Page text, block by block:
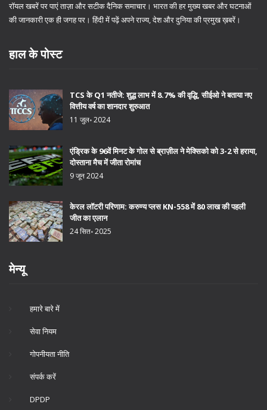
रॉयल खबरें पर पाएं ताज़ा और सटीक दैनिक समाचार। भारत की हर मुख्य खबर और घटनाओं
की जानकारी एक ही जगह पर। हिंदी में पढ़ें अपने राज्य, देश और दुनिया की प्रमुख ख़बरें।
हाल के पोस्ट
TCS के Q1 नतीजे: शुद्ध लाभ में 8.7% की वृद्धि, सीईओ ने बताया नए
वित्तीय वर्ष का शानदार शुरुआत
11 जुल॰ 2024
एंड्रिक के 96वें मिनट के गोल से ब्राज़ील ने मेक्सिको को 3-2 से हराया,
दोस्ताना मैच में जीता रोमांच
9 जून 2024
केरल लॉटरी परिणाम: करुण्य प्लस KN-558 में 80 लाख की पहली
जीत का एलान
24 सित॰ 2025
मेन्यू
हमारे बारे में
सेवा नियम
गोपनीयता नीति
संपर्क करें
DPDP